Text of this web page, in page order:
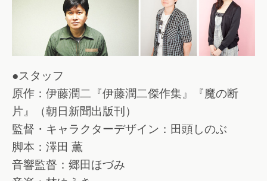
●スタッフ
原作：伊藤潤二『伊藤潤二傑作集』『魔の断
片』（朝日新聞出版刊）
監督・キャラクターデザイン：田頭しのぶ
脚本：澤田 薫
音響監督：郷田ほづみ